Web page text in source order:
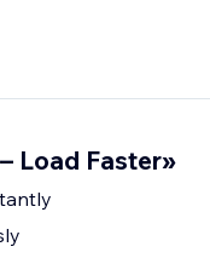
Load Faster»